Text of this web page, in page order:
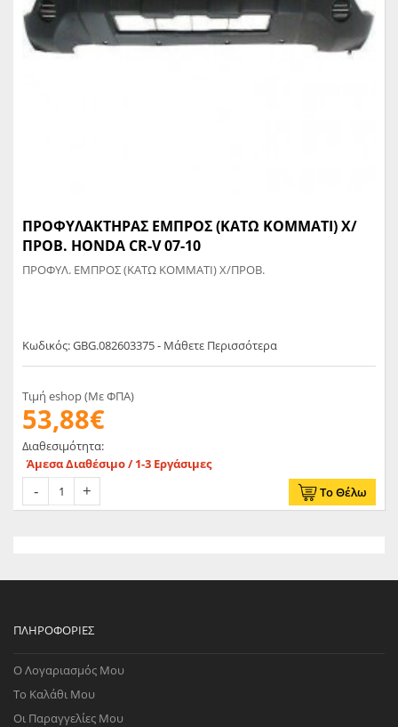
ΠΡΟΦΥΛΑΚΤΗΡΑΣ ΕΜΠΡΟΣ (ΚΑΤΩ ΚΟΜΜΑΤΙ) Χ/
ΠΡΟΒ. HONDA CR-V 07-10
ΠΡΟΦΥΛ. ΕΜΠΡΟΣ (ΚΑΤΩ ΚΟΜΜΑΤΙ) Χ/ΠΡΟΒ.
Κωδικός: GBG.082603375 - Μάθετε Περισσότερα
Τιμή eshop (Με ΦΠΑ)
53,88€
Διαθεσιμότητα:
Άμεσα Διαθέσιμο / 1-3 Εργάσιμες
Το Θέλω
ΠΛΗΡΟΦΟΡΊΕΣ
Ο Λογαριασμός Μου
Το Καλάθι Μου
Οι Παραγγελίες Μου